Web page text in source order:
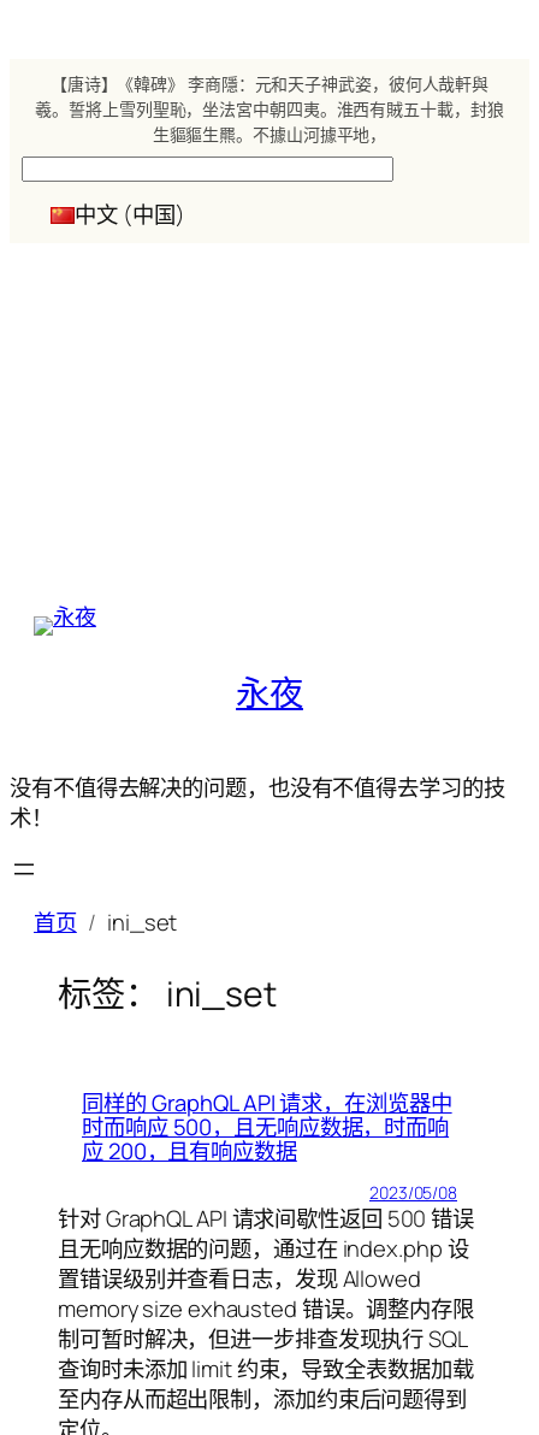
【唐诗】《韓碑》 李商隱：元和天子神武姿，彼何人哉軒與
羲。誓將上雪列聖恥，坐法宮中朝四夷。淮西有賊五十載，封狼
生貙貙生羆。不據山河據平地，
中文 (中国)
永夜
没有不值得去解决的问题，也没有不值得去学习的技
术！
首页 ini_set
标签： ini_set
同样的 GraphQL API 请求，在浏览器中
时而响应 500，且无响应数据，时而响
应 200，且有响应数据
2023/05/08
针对 GraphQL API 请求间歇性返回 500 错误
且无响应数据的问题，通过在 index.php 设
置错误级别并查看日志，发现 Allowed
memory size exhausted 错误。调整内存限
制可暂时解决，但进一步排查发现执行 SQL
查询时未添加 limit 约束，导致全表数据加载
至内存从而超出限制，添加约束后问题得到